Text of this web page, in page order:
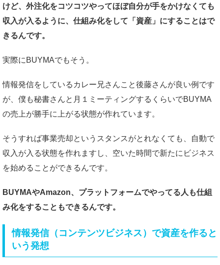
けど、外注化をコツコツやってほぼ自分が手をかけなくても
収入が入るように、仕組み化をして「資産」にすることはで
きるんです。
実際にBUYMAでもそう。
情報発信をしているカレー兄さんこと後藤さんが良い例です
が、僕も秘書さんと月１ミーティングするくらいでBUYMA
の売上が勝手に上がる状態が作れています。
そうすれば事業売却というスタンスがとれなくても、自動で
収入が入る状態を作れますし、空いた時間で新たにビジネス
を始めることができるんです。
BUYMAやAmazon、プラットフォームでやってる人も仕組
み化をすることもできるんです。
情報発信（コンテンツビジネス）で資産を作ると
いう発想